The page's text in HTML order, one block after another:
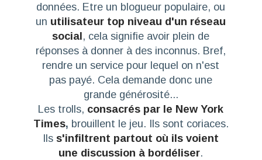
données. Etre un blogueur populaire, ou
un utilisateur top niveau d'un réseau
social, cela signifie avoir plein de
réponses à donner à des inconnus. Bref,
rendre un service pour lequel on n'est
pas payé. Cela demande donc une
grande générosité...
Les trolls, consacrés par le New York
Times, brouillent le jeu. Ils sont coriaces.
Ilss'infiltrent partout où ils voient
une discussion à bordéliser.